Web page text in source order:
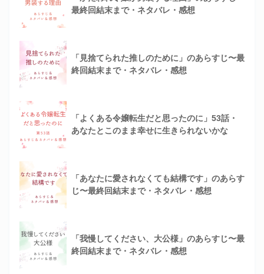
最終回結末まで・ネタバレ・感想
「見捨てられた推しのために」のあらすじ〜最
終回結末まで・ネタバレ・感想
「よくある令嬢転生だと思ったのに」53話・
あなたとこのまま幸せに生きられないかな
「あなたに愛されなくても結構です」のあらす
じ〜最終回結末まで・ネタバレ・感想
「我慢してください、大公様」のあらすじ〜最
終回結末まで・ネタバレ・感想